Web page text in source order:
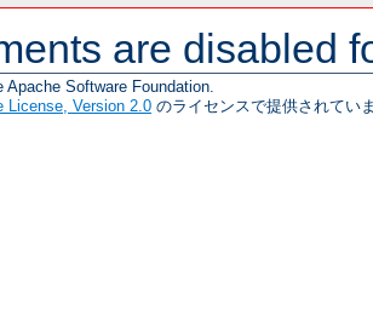
are disabled
Apache Software Foundation.
License, Version 2.0 のライセンスで提供されてい